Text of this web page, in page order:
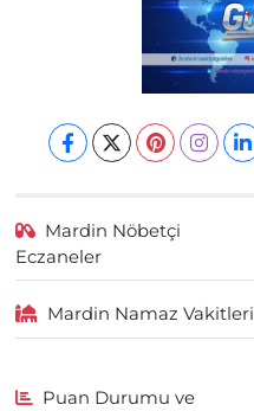
Mardin Nöbetçi
Eczaneler
Mardin Namaz Vakitleri
Puan Durumu ve